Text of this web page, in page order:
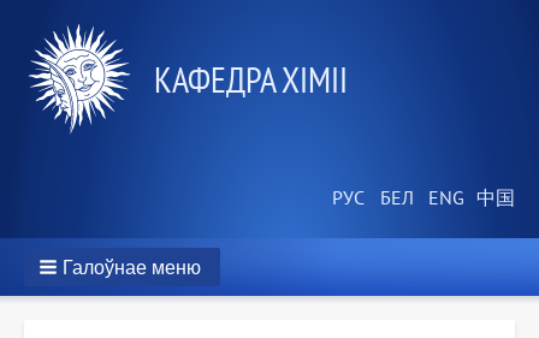
КАФЕДРА ХІМІІ
Галоўнае меню